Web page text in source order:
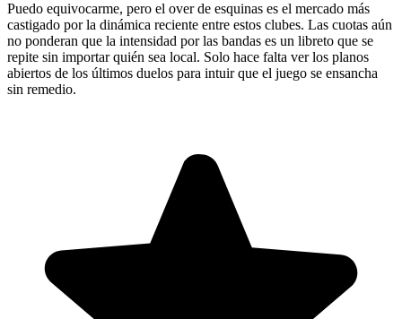
Puedo equivocarme, pero el over de esquinas es el mercado más
castigado por la dinámica reciente entre estos clubes. Las cuotas aún
no ponderan que la intensidad por las bandas es un libreto que se
repite sin importar quién sea local. Solo hace falta ver los planos
abiertos de los últimos duelos para intuir que el juego se ensancha
sin remedio.